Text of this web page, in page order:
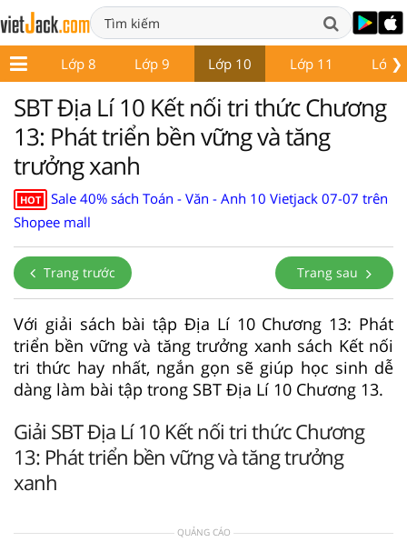
❯
7 Lớp 8 Lớp 9 Lớp 10 Lớp 11 Lớp
SBT Địa Lí 10 Kết nối tri thức Chương
13: Phát triển bền vững và tăng
trưởng xanh
HOT
Sale 40% sách Toán - Văn - Anh 10 Vietjack 07-07 trên
Shopee mall
Trang trước Trang sau
Với giải sách bài tập Địa Lí 10 Chương 13: Phát
triển bền vững và tăng trưởng xanh sách Kết nối
tri thức hay nhất, ngắn gọn sẽ giúp học sinh dễ
dàng làm bài tập trong SBT Địa Lí 10 Chương 13.
Giải SBT Địa Lí 10 Kết nối tri thức Chương
13: Phát triển bền vững và tăng trưởng
xanh
QUẢNG CÁO